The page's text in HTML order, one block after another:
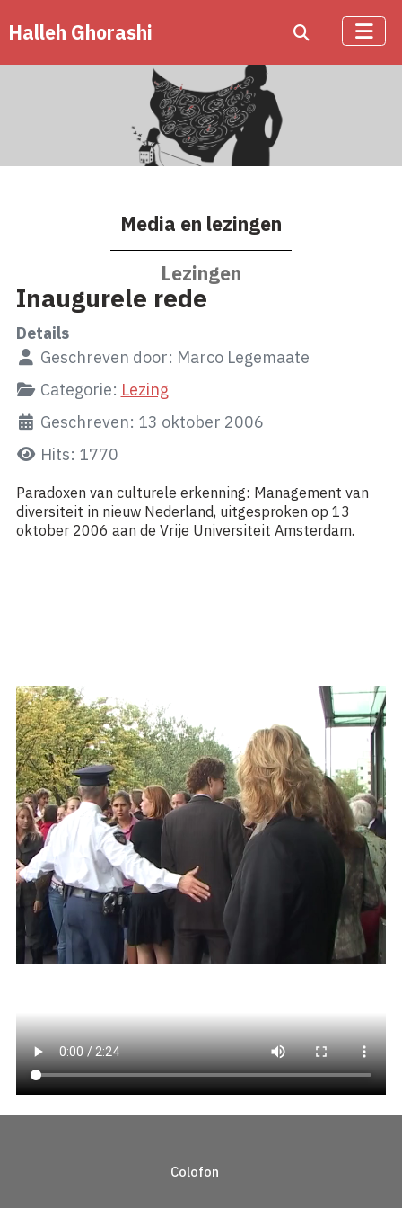
Halleh Ghorashi
Media en lezingen
Lezingen
Inaugurele rede
Details
Geschreven door: Marco Legemaate
Categorie: Lezing
Geschreven: 13 oktober 2006
Hits: 1770
Paradoxen van culturele erkenning: Management van
diversiteit in nieuw Nederland, uitgesproken op 13
oktober 2006 aan de Vrije Universiteit Amsterdam.
Colofon